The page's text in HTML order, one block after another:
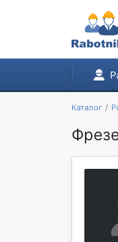
Каталог